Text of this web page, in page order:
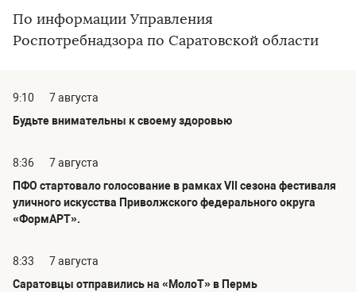
По информации Управления
Роспотребнадзора по Саратовской области
9:10
7 августа
Будьте внимательны к своему здоровью
8:36
7 августа
ПФО стартовало голосование в рамках VII сезона фестиваля
уличного искусства Приволжского федерального округа
«ФормАРТ».
8:33
7 августа
Саратовцы отправились на «МолоТ» в Пермь